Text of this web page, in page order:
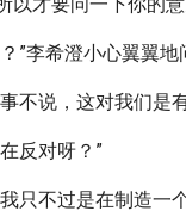
”李希澄小心翼翼地
不说，这对我们是
反对呀？”
只不过是在制造一